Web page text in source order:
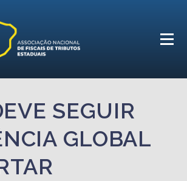
SEGUIR
GLOBAL